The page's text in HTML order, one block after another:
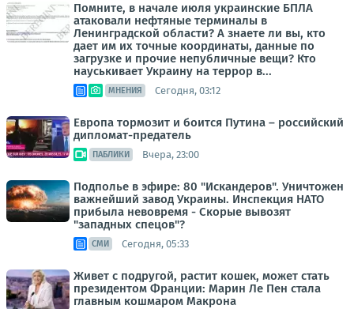
Помните, в начале июля украинские БПЛА
атаковали нефтяные терминалы в
Ленинградской области? А знаете ли вы, кто
дает им их точные координаты, данные по
загрузке и прочие непубличные вещи? Кто
науськивает Украину на террор в...
МНЕНИЯ Сегодня, 03:12
Европа тормозит и боится Путина – российский
дипломат-предатель
ПАБЛИКИ Вчера, 23:00
Подполье в эфире: 80 "Искандеров". Уничтожен
важнейший завод Украины. Инспекция НАТО
прибыла невовремя - Скорые вывозят
"западных спецов"?
СМИ Сегодня, 05:33
Живет с подругой, растит кошек, может стать
президентом Франции: Марин Ле Пен стала
главным кошмаром Макрона